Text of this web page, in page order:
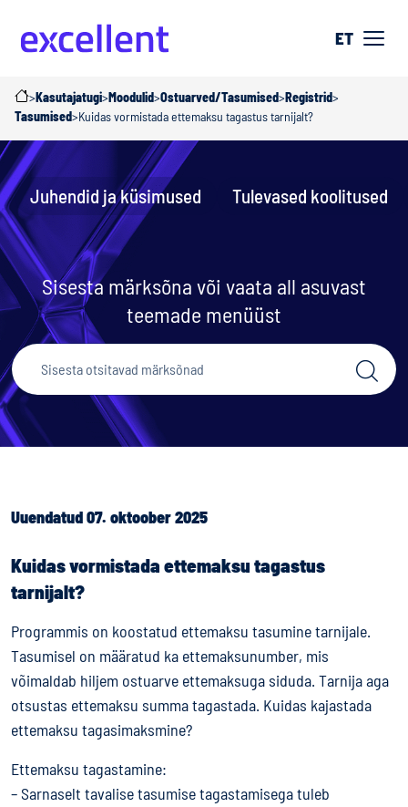
ET
>Kasutajatugi>Moodulid>Ostuarved/Tasumised>Registrid>
Tasumised>Kuidas vormistada ettemaksu tagastus tarnijalt?
Juhendid ja küsimused Tulevased koolitused
Sisesta märksõna või vaata all asuvast
teemade menüüst
Uuendatud 07. oktoober 2025
Kuidas vormistada ettemaksu tagastus
tarnijalt?
Programmis on koostatud ettemaksu tasumine tarnijale.
Tasumisel on määratud ka ettemaksunumber, mis
võimaldab hiljem ostuarve ettemaksuga siduda. Tarnija aga
otsustas ettemaksu summa tagastada. Kuidas kajastada
ettemaksu tagasimaksmine?
Ettemaksu tagastamine:
– Sarnaselt tavalise tasumise tagastamisega tuleb